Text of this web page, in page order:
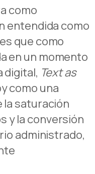
como
entendida como
que como
en un momento
digital, Text as
como una
saturación
y la conversión
administrado,